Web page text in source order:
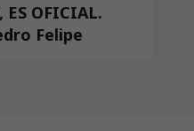
OFICIAL.
Felipe